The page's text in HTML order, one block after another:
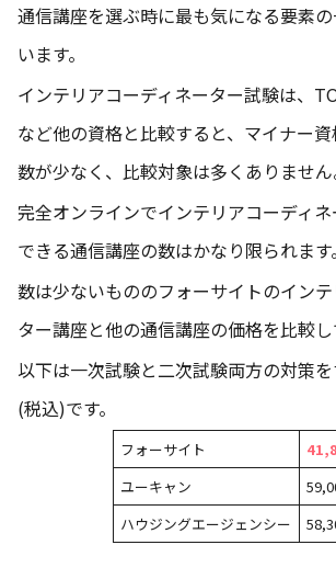
通信講座を選ぶ時に最も気になる要素
います。
インテリアコーディネーター試験は、
など他の資格と比較すると、マイナー
数が少なく、比較対象は多くありません
完全オンラインでインテリアコーディ
できる通信講座の数はかなり限られます。
数は少ないもののフォーサイトのイン
ター講座と他の通信講座の価格を比較し
以下は一次試験と二次試験両方の対策
(税込)です。
フォーサイト
ユーキャン
ハウジングエージェンシー